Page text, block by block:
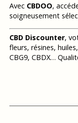
Avec CBDOO,
soigneusement
CBD Discounter,
fleurs, résines,
CBG9, CBDX…